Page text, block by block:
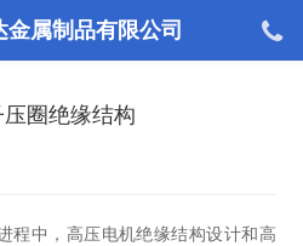
金属制品有限公司
圈绝缘结构
程中，高压电机绝缘结构设计和高